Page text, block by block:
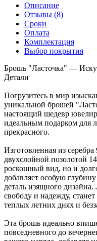
Описание
Отзывы (8)
Сроки
Оплата
Комплектация
Выбор покрытия
Брошь "Ласточка" —
Детали
Погрузитесь в мир
уникальной брошей
настоящий шедевр
идеальным подарком для
прекрасного.
Изготовленная из
двухслойной позолотой
роскошный вид, но и
добавляет особую
деталь изящного
свободу и надежду,
теплых летних днях и
Эта брошь идеально
повседневного до